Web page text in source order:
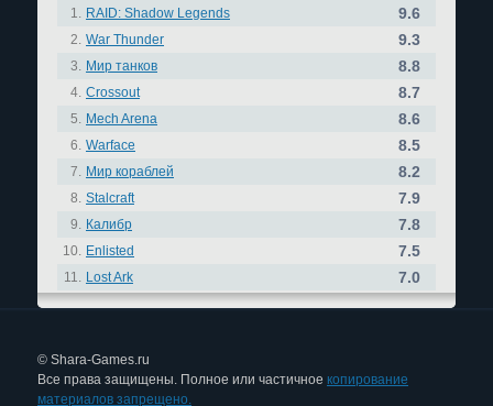
1. RAID: Shadow Legends 9.6
2. War Thunder 9.3
3. Мир танков 8.8
4. Crossout 8.7
5. Mech Arena 8.6
6. Warface 8.5
7. Мир кораблей 8.2
8. Stalcraft 7.9
9. Калибр 7.8
10. Enlisted 7.5
11. Lost Ark 7.0
© Shara-Games.ru
Все права защищены. Полное или частичное копирование
материалов запрещено.